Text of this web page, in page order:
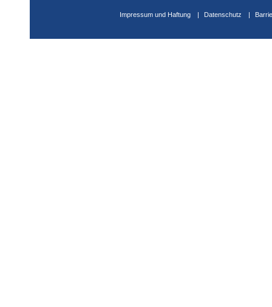
Impressum und Haftung Datenschutz